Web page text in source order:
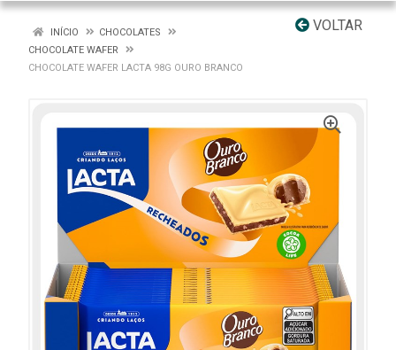
VOLTAR
INÍCIO
CHOCOLATES
CHOCOLATE WAFER
CHOCOLATE WAFER LACTA 98G OURO BRANCO